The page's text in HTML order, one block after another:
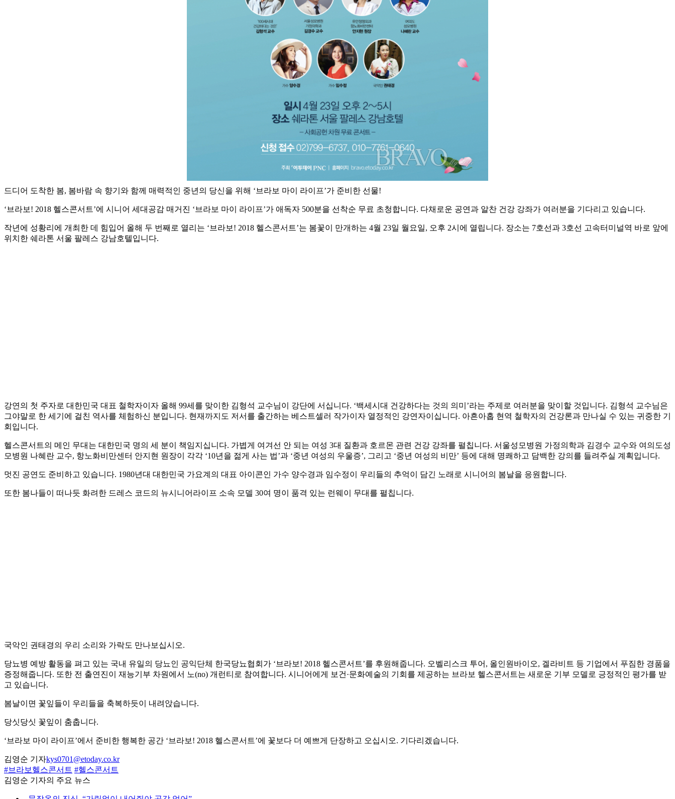
드디어 도착한 봄, 봄바람 속 향기와 함께 매력적인 중년의 당신을 위해 ‘브라보 마이 라이프’가 준비한 선물!
‘브라보! 2018 헬스콘서트’에 시니어 세대공감 매거진 ‘브라보 마이 라이프’가 애독자 500분을 선착순 무료 초청합니다. 다채로운 공연과 알찬 건강 강좌가 여러분을 기다리고 있습니다.
작년에 성황리에 개최한 데 힘입어 올해 두 번째로 열리는 ‘브라보! 2018 헬스콘서트’는 봄꽃이 만개하는 4월 23일 월요일, 오후 2시에 열립니다. 장소는 7호선과 3호선 고속터미널역 바로 앞에
위치한 쉐라톤 서울 팔레스 강남호텔입니다.
강연의 첫 주자로 대한민국 대표 철학자이자 올해 99세를 맞이한 김형석 교수님이 강단에 서십니다. ‘백세시대 건강하다는 것의 의미’라는 주제로 여러분을 맞이할 것입니다. 김형석 교수님은
그야말로 한 세기에 걸친 역사를 체험하신 분입니다. 현재까지도 저서를 출간하는 베스트셀러 작가이자 열정적인 강연자이십니다. 아흔아홉 현역 철학자의 건강론과 만나실 수 있는 귀중한 기
회입니다.
헬스콘서트의 메인 무대는 대한민국 명의 세 분이 책임지십니다. 가볍게 여겨선 안 되는 여성 3대 질환과 호르몬 관련 건강 강좌를 펼칩니다. 서울성모병원 가정의학과 김경수 교수와 여의도성
모병원 나혜란 교수, 항노화비만센터 안지현 원장이 각각 ‘10년을 젊게 사는 법’과 ‘중년 여성의 우울증’, 그리고 ‘중년 여성의 비만’ 등에 대해 명쾌하고 담백한 강의를 들려주실 계획입니다.
멋진 공연도 준비하고 있습니다. 1980년대 대한민국 가요계의 대표 아이콘인 가수 양수경과 임수정이 우리들의 추억이 담긴 노래로 시니어의 봄날을 응원합니다.
또한 봄나들이 떠나듯 화려한 드레스 코드의 뉴시니어라이프 소속 모델 30여 명이 품격 있는 런웨이 무대를 펼칩니다.
국악인 권태경의 우리 소리와 가락도 만나보십시오.
당뇨병 예방 활동을 펴고 있는 국내 유일의 당뇨인 공익단체 한국당뇨협회가 ‘브라보! 2018 헬스콘서트’를 후원해줍니다. 오벨리스크 투어, 올인원바이오, 겔라비트 등 기업에서 푸짐한 경품을
증정해줍니다. 또한 전 출연진이 재능기부 차원에서 노(no) 개런티로 참여합니다. 시니어에게 보건·문화예술의 기회를 제공하는 브라보 헬스콘서트는 새로운 기부 모델로 긍정적인 평가를 받
고 있습니다.
봄날이면 꽃잎들이 우리들을 축복하듯이 내려앉습니다.
당싯당싯 꽃잎이 춤춥니다.
‘브라보 마이 라이프’에서 준비한 행복한 공간 ‘브라보! 2018 헬스콘서트’에 꽃보다 더 예쁘게 단장하고 오십시오. 기다리겠습니다.
김영순 기자kys0701@etoday.co.kr
#브라보헬스콘서트 #헬스콘서트
김영순 기자의 주요 뉴스